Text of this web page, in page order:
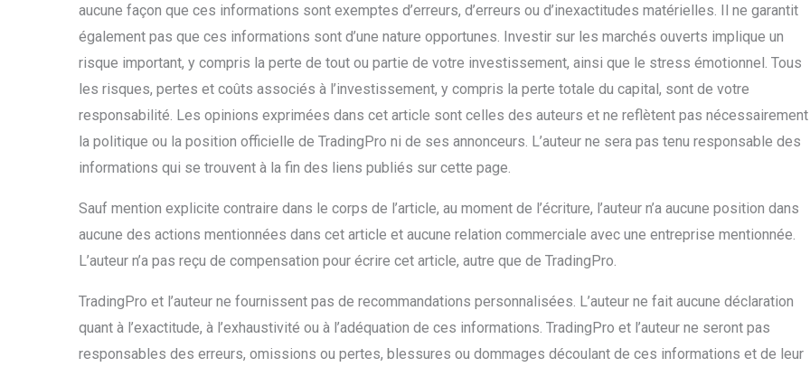
aucune façon que ces informations sont exemptes d’erreurs, d’erreurs ou d’inexactitudes matérielles. Il ne garantit
également pas que ces informations sont d’une nature opportunes. Investir sur les marchés ouverts implique un
risque important, y compris la perte de tout ou partie de votre investissement, ainsi que le stress émotionnel. Tous
les risques, pertes et coûts associés à l’investissement, y compris la perte totale du capital, sont de votre
responsabilité. Les opinions exprimées dans cet article sont celles des auteurs et ne reflètent pas nécessairement
la politique ou la position officielle de TradingPro ni de ses annonceurs. L’auteur ne sera pas tenu responsable des
informations qui se trouvent à la fin des liens publiés sur cette page.
Sauf mention explicite contraire dans le corps de l’article, au moment de l’écriture, l’auteur n’a aucune position dans
aucune des actions mentionnées dans cet article et aucune relation commerciale avec une entreprise mentionnée.
L’auteur n’a pas reçu de compensation pour écrire cet article, autre que de TradingPro.
TradingPro et l’auteur ne fournissent pas de recommandations personnalisées. L’auteur ne fait aucune déclaration
quant à l’exactitude, à l’exhaustivité ou à l’adéquation de ces informations. TradingPro et l’auteur ne seront pas
responsables des erreurs, omissions ou pertes, blessures ou dommages découlant de ces informations et de leur